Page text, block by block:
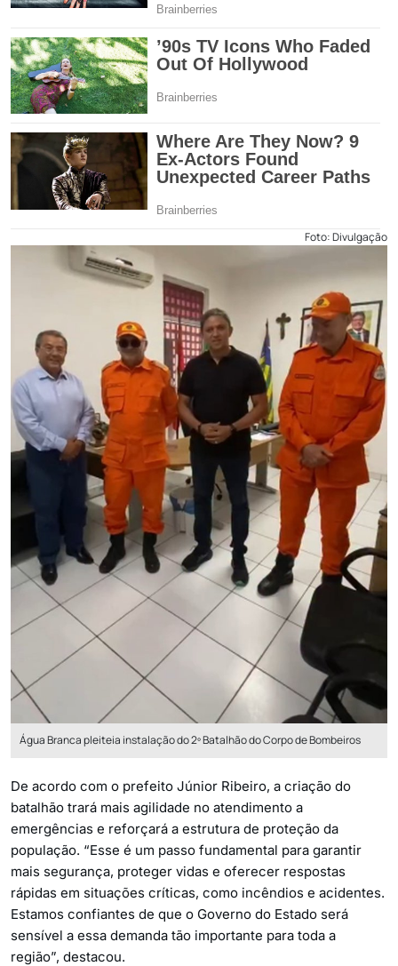
Foto: Divulgação
Água Branca pleiteia instalação do 2º Batalhão do Corpo de Bombeiros
De acordo com o prefeito Júnior Ribeiro, a criação do
batalhão trará mais agilidade no atendimento a
emergências e reforçará a estrutura de proteção da
população. “Esse é um passo fundamental para garantir
mais segurança, proteger vidas e oferecer respostas
rápidas em situações críticas, como incêndios e acidentes.
Estamos confiantes de que o Governo do Estado será
sensível a essa demanda tão importante para toda a
região”, destacou.